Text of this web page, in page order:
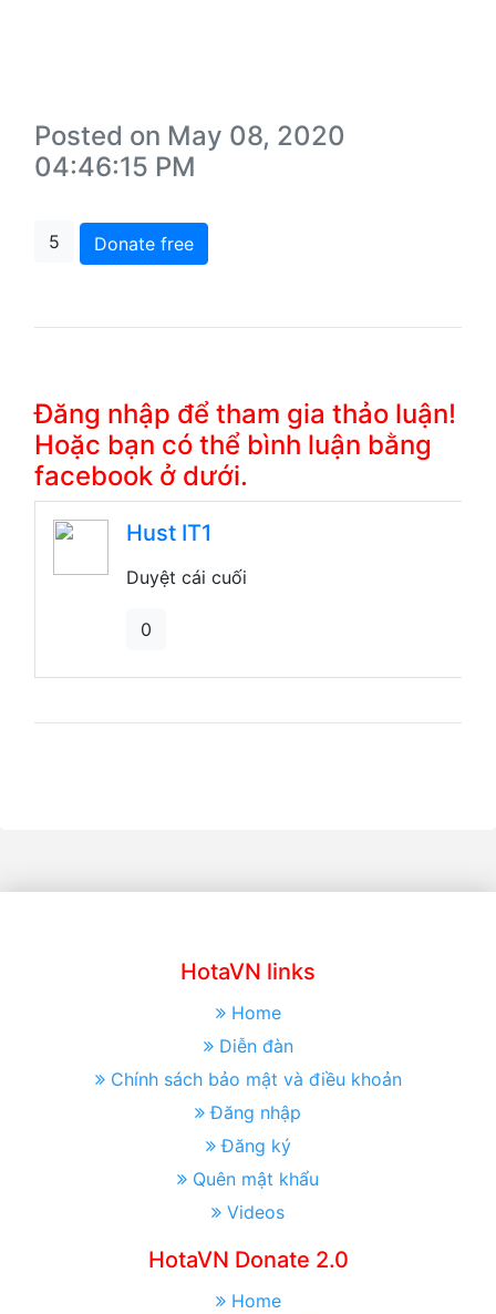
Posted on May 08, 2020
04:46:15 PM
5 Donate free
Đăng nhập để tham gia thảo luận!
Hoặc bạn có thể bình luận bằng
facebook ở dưới.
Hust IT1
Duyệt cái cuối
0
HotaVN links
Home
Diễn đàn
Chính sách bảo mật và điều khoản
Đăng nhập
Đăng ký
Quên mật khẩu
Videos
HotaVN Donate 2.0
Home